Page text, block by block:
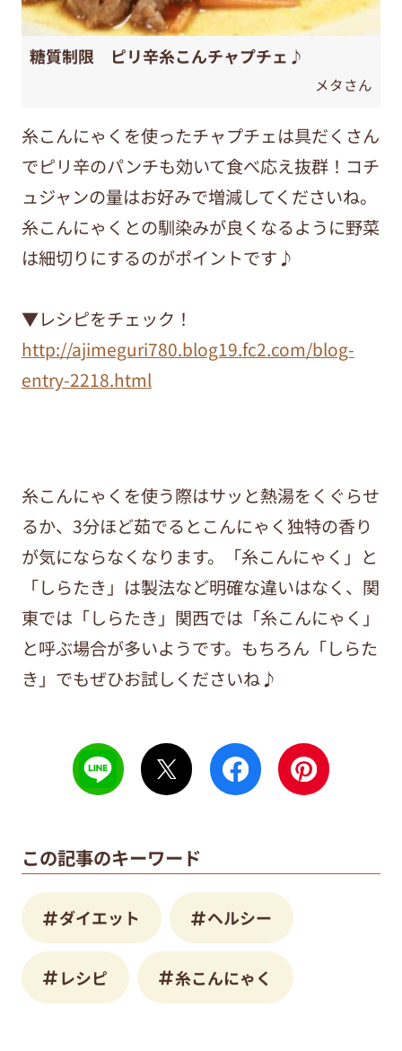
糖質制限 ピリ辛糸こんチャプチェ♪
メタさん
糸こんにゃくを使ったチャプチェは具だくさん
でピリ辛のパンチも効いて食べ応え抜群！コチ
ュジャンの量はお好みで増減してくださいね。
糸こんにゃくとの馴染みが良くなるように野菜
は細切りにするのがポイントです♪
▼レシピをチェック！
http://ajimeguri780.blog19.fc2.com/blog-
entry-2218.html
糸こんにゃくを使う際はサッと熱湯をくぐらせ
るか、3分ほど茹でるとこんにゃく独特の香り
が気にならなくなります。「糸こんにゃく」と
「しらたき」は製法など明確な違いはなく、関
東では「しらたき」関西では「糸こんにゃく」
と呼ぶ場合が多いようです。もちろん「しらた
き」でもぜひお試しくださいね♪
この記事のキーワード
ダイエット ヘルシー
レシピ 糸こんにゃく